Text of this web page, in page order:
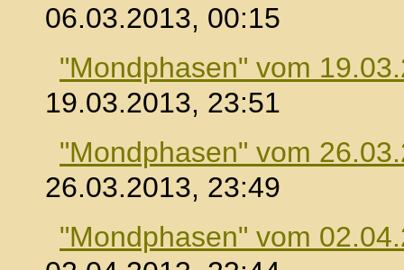
06.03.2013, 00:15
"Mondphasen" vom
19.03.2013, 23:51
"Mondphasen" vom
26.03.2013, 23:49
"Mondphasen" vom